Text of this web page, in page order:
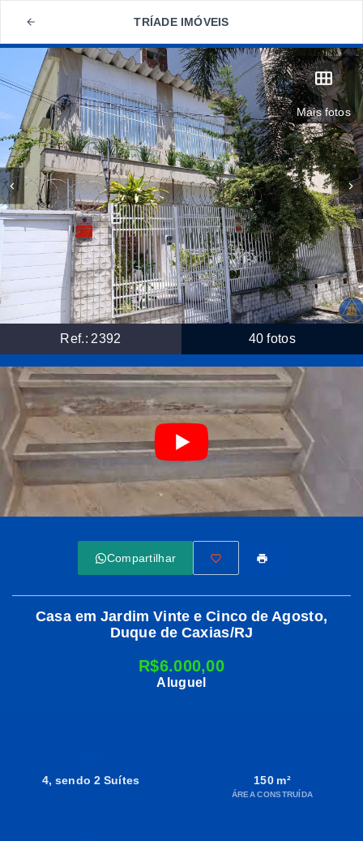
TRÍADE IMÓVEIS
Mais fotos
Ref.: 2392 40 fotos
Compartilhar
Casa em Jardim Vinte e Cinco de Agosto,
Duque de Caxias/RJ
R$6.000,00
Aluguel
4, sendo 2 Suítes 150 m²
ÁREA CONSTRUÍDA